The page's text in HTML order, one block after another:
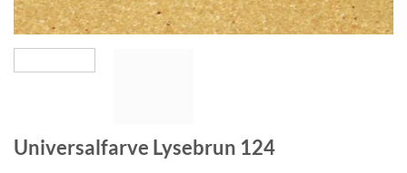
Universalfarve Lysebrun 124